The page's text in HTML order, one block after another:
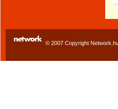
© 2007 Copyright